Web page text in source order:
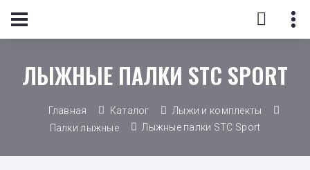
ЛЫЖНЫЕ ПАЛКИ STC SPORT
Главная Каталог
Лыжи и комплекты
Палки лыжные
Лыжные палки STC Sport